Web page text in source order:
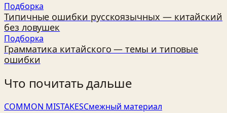
Подборка
Типичные ошибки русскоязычных — китайский
без ловушек
Подборка
Грамматика китайского — темы и типовые
ошибки
Что почитать дальше
COMMON MISTAKESСмежный материал